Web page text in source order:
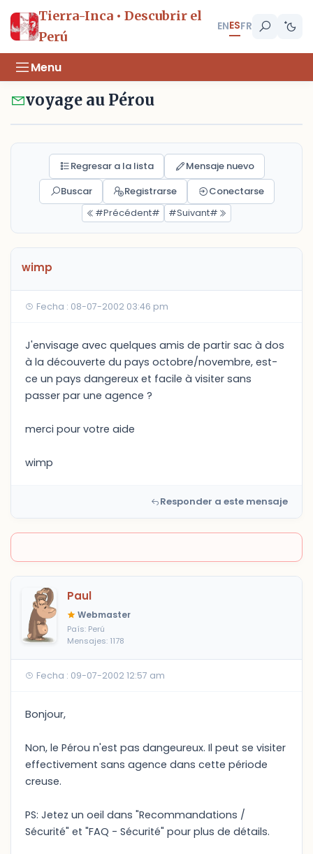
Tierra-Inca • Descubrir el
Perú
ENESFR
Menu
voyage au Pérou
Regresar a la lista
Mensaje nuevo
Buscar
Registrarse
Conectarse
#Précédent#
#Suivant#
wimp
Fecha : 08-07-2002 03:46 pm
J'envisage avec quelques amis de partir sac à dos
à la découverte du pays octobre/novembre, est-
ce un pays dangereux et facile à visiter sans
passer par une agence ?
merci pour votre aide
wimp
Responder a este mensaje
Paul
Webmaster
País: Perú
Mensajes: 1178
Fecha : 09-07-2002 12:57 am
Bonjour,
Non, le Pérou n'est pas dangeureux. Il peut se visiter
effectivement sans agence dans cette période
creuse.
PS: Jetez un oeil dans "Recommandations /
Sécurité" et "FAQ - Sécurité" pour plus de détails.